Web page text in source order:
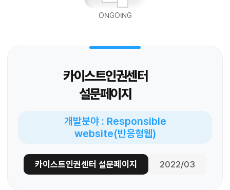
ONGOING
카이스트인권센터
설문페이지
개발분야 : Responsible
website(반응형웹)
카이스트인권센터 설문페이지 2022/03